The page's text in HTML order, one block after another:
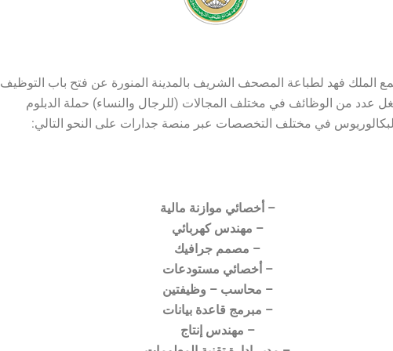
الملك فهد لطباعة المصحف الشريف بالمدينة المنورة عن فتح باب التوظيف
عدد من الوظائف في مختلف المجالات (للرجال والنساء) حملة الدبلوم
في مختلف التخصصات عبر منصة جدارات على النحو التالي:
– أخصائي موازنة مالية
– مهندس كهربائي
– مصمم جرافيك
– أخصائي مستودعات
– محاسب – وظيفتين
– مبرمج قاعدة بيانات
– مهندس إنتاج